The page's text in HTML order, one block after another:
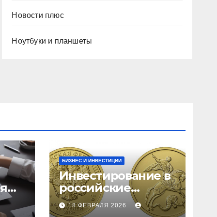
Новости плюс
Ноутбуки и планшеты
БИЗНЕС И ИНВЕСТИЦИИ
Инвестирование в
российские
золотые монеты:
подробное
18 ФЕВРАЛЯ 2026